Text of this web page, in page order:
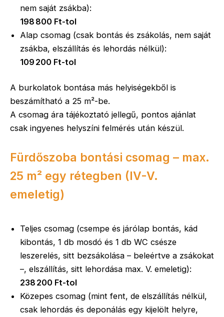
nem saját zsákba):
198 800 Ft-tol
Alap csomag (csak bontás és zsákolás, nem saját
zsákba, elszállítás és lehordás nélkül):
109 200 Ft-tol
A burkolatok bontása más helyiségekből is
beszámítható a 25 m²-be.
A csomag ára tájékoztató jellegű, pontos ajánlat
csak ingyenes helyszíni felmérés után készül.
Fürdőszoba bontási csomag – max.
25 m² egy rétegben (IV-V.
emeletig)
Teljes csomag (csempe és járólap bontás, kád
kibontás, 1 db mosdó és 1 db WC csésze
leszerelés, sitt bezsákolása – beleértve a zsákokat
–, elszállítás, sitt lehordása max. V. emeletig):
238 200 Ft-tol
Közepes csomag (mint fent, de elszállítás nélkül,
csak lehordás és deponálás egy kijelölt helyre,